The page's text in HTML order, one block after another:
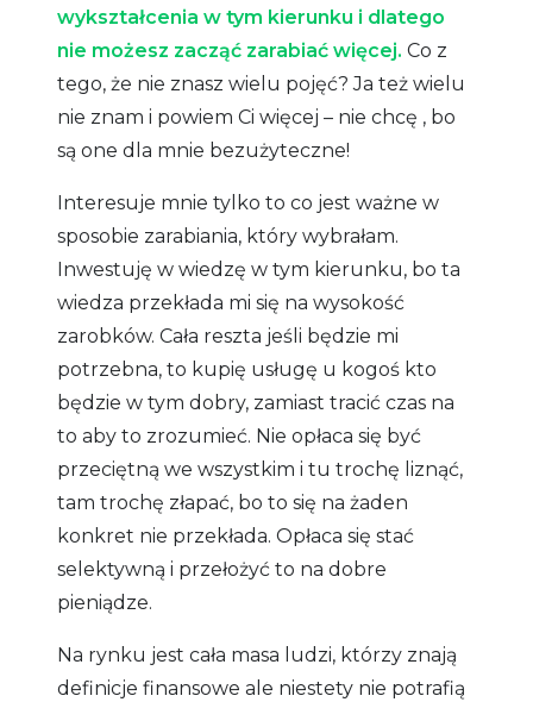
wykształcenia w tym kierunku i dlatego
nie możesz zacząć zarabiać więcej. Co z
tego, że nie znasz wielu pojęć? Ja też wielu
nie znam i powiem Ci więcej – nie chcę , bo
są one dla mnie bezużyteczne!
Interesuje mnie tylko to co jest ważne w
sposobie zarabiania, który wybrałam.
Inwestuję w wiedzę w tym kierunku, bo ta
wiedza przekłada mi się na wysokość
zarobków. Cała reszta jeśli będzie mi
potrzebna, to kupię usługę u kogoś kto
będzie w tym dobry, zamiast tracić czas na
to aby to zrozumieć. Nie opłaca się być
przeciętną we wszystkim i tu trochę liznąć,
tam trochę złapać, bo to się na żaden
konkret nie przekłada. Opłaca się stać
selektywną i przełożyć to na dobre
pieniądze.
Na rynku jest cała masa ludzi, którzy znają
definicje finansowe ale niestety nie potrafią